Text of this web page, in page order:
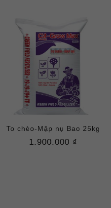
To chèo-Mập nụ Bao 25kg
1.900.000 ₫